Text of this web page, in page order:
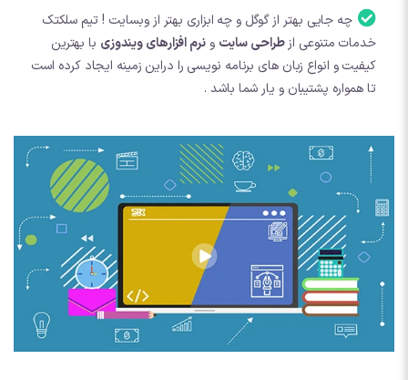
چه جایی بهتر از گوگل و چه ابزاری بهتر از وبسایت ! تیم سلکتک
خدمات متنوعی ازطراحی سایت ونرم افزارهای ویندوزی با بهترین
کیفیت و انواع زبان های برنامه نویسی را دراین زمینه ایجاد کرده است
تا همواره پشتیبان و یار شما باشد .